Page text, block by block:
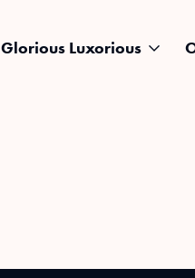
Glorious Luxorious